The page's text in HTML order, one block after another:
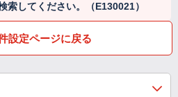
索してください。（E130021）
設定ページに戻る